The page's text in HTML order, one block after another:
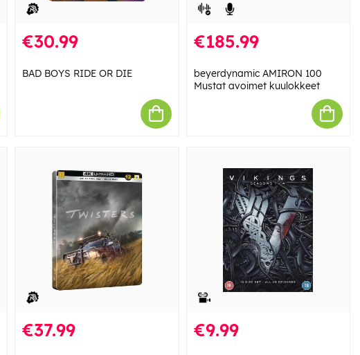
€30.99
BAD BOYS RIDE OR DIE
€185.99
beyerdynamic AMIRON 100
Mustat avoimet kuulokkeet
€37.99 €9.99